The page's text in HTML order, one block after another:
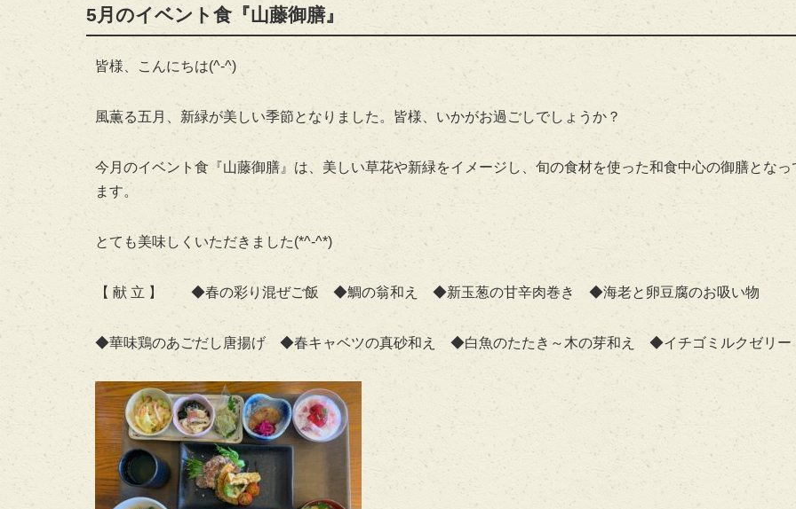
5月のイベント食『山藤御膳』
皆様、こんにちは(^-^)
風薫る五月、新緑が美しい季節となりました。皆様、いかがお過ごしでしょうか？
今月のイベント食『山藤御膳』は、美しい草花や新緑をイメージし、旬の食材を使った和食中心の御膳となっ
ます。
とても美味しくいただきました(*^-^*)
【 献 立 】 ◆春の彩り混ぜご飯 ◆鯛の翁和え ◆新玉葱の甘辛肉巻き ◆海老と卵豆腐のお吸い物
◆華味鶏のあごだし唐揚げ ◆春キャベツの真砂和え ◆白魚のたたき～木の芽和え ◆イチゴミルクゼリー